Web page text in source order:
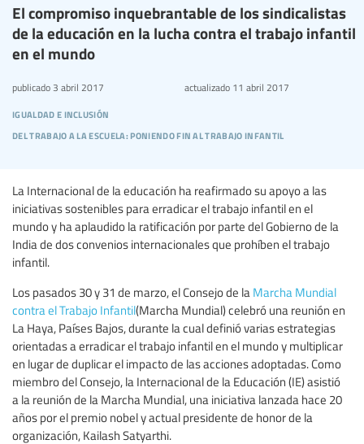
El compromiso inquebrantable de los sindicalistas
de la educación en la lucha contra el trabajo infantil
en el mundo
igualdad e inclusión
del trabajo a la escuela: poniendo fin al trabajo infantil
publicado 3 abril 2017 actualizado11 abril 2017
La Internacional de la educación ha reafirmado su apoyo a las
iniciativas sostenibles para erradicar el trabajo infantil en el
mundo y ha aplaudido la ratificación por parte del Gobierno de la
India de dos convenios internacionales que prohíben el trabajo
infantil.
Los pasados 30 y 31 de marzo, el Consejo de la Marcha Mundial
contra el Trabajo Infantil(Marcha Mundial) celebró una reunión en
La Haya, Países Bajos, durante la cual definió varias estrategias
orientadas a erradicar el trabajo infantil en el mundo y multiplicar
en lugar de duplicar el impacto de las acciones adoptadas. Como
miembro del Consejo, la Internacional de la Educación (IE) asistió
a la reunión de la Marcha Mundial, una iniciativa lanzada hace 20
años por el premio nobel y actual presidente de honor de la
organización, Kailash Satyarthi.